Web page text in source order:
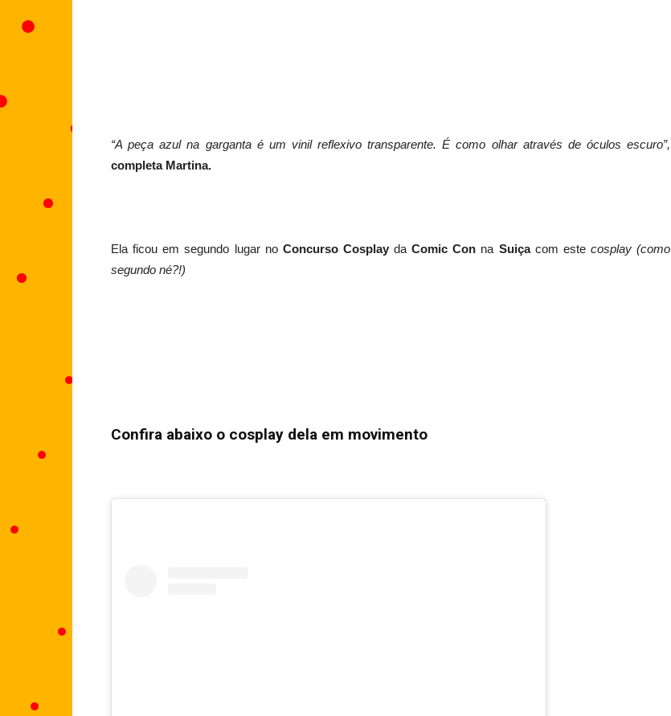
“A peça azul na garganta é um vinil reflexivo transparente. É como olhar através de óculos escuro”,
completa Martina.
Ela ficou em segundo lugar no Concurso CosplaydaComic Con na Suiçacom este cosplay (como
segundo né?!)
Confira abaixo o cosplay dela em movimento